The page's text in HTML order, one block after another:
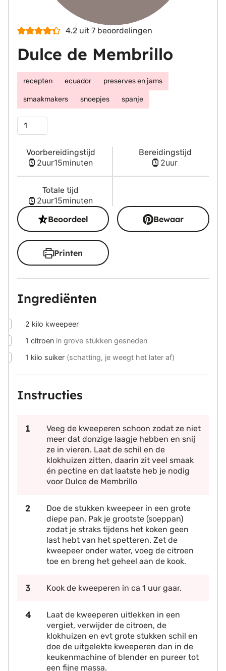
4.2uit 7beoordelingen
Dulce de Membrillo
recepten ecuador preserves en jams
smaakmakers snoepjes spanje
Porties
Voorbereidingstijd
2uur
uur15minuten
minuten
Bereidingstijd
2uur
uur
Totale tijd
2uur
uur15minuten
minuten
Beoordeel
Bewaar
Printen
Ingrediënten
2 kilo kweepeer
1 citroen in grove stukken gesneden
1 kilo suiker (schatting, je weegt het later af)
Instructies
Veeg de kweeperen schoon zodat ze niet
meer dat donzige laagje hebben en snij
ze in vieren. Laat de schil en de
klokhuizen zitten, daarin zit veel smaak
én pectine en dat laatste heb je nodig
voor Dulce de Membrillo
Doe de stukken kweepeer in een grote
diepe pan. Pak je grootste (soeppan)
zodat je straks tijdens het koken geen
last hebt van het spetteren. Zet de
kweepeer onder water, voeg de citroen
toe en breng het geheel aan de kook.
Kook de kweeperen in ca 1 uur gaar.
Laat de kweeperen uitlekken in een
vergiet, verwijder de citroen, de
klokhuizen en evt grote stukken schil en
doe de uitgelekte kweeperen dan in de
keukenmachine of blender en pureer tot
een fijne massa.